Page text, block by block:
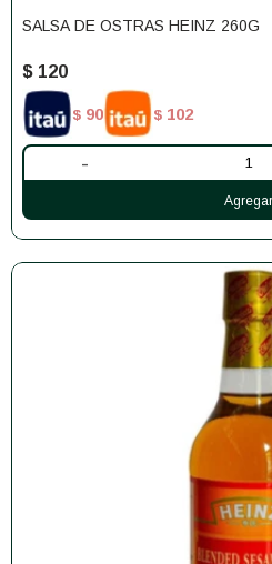
SALSA DE OSTRAS HEINZ 260G
$ 120
$ 90 $ 102
-